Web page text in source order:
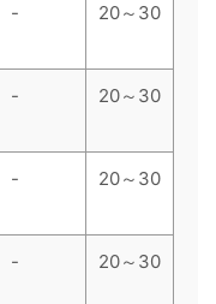
- 20～30
- 20～30
- 20～30
- 20～30